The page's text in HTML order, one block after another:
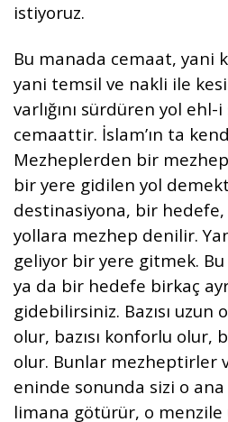
istiyoruz.
Bu manada cemaat, yani
yani temsil ve nakli ile
varlığını sürdüren yol
cemaattir. İslam’ın ta
Mezheplerden bir
bir yere gidilen yol
destinasiyona, bir
yollara mezhep denilir.
geliyor bir yere gitmek.
ya da bir hedefe birkaç
gidebilirsiniz. Bazısı uzun
olur, bazısı konforlu olur,
olur. Bunlar mezheptirler
eninde sonunda sizi o
limana götürür, o menzile